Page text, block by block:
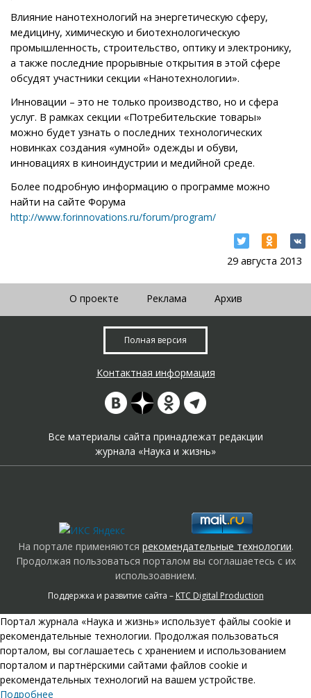
Влияние нанотехнологий на энергетическую сферу,
медицину, химическую и биотехнологическую
промышленность, строительство, оптику и электронику,
а также последние прорывные открытия в этой сфере
обсудят участники секции «Нанотехнологии».
Инновации – это не только производство, но и сфера
услуг. В рамках секции «Потребительские товары»
можно будет узнать о последних технологических
новинках создания «умной» одежды и обуви,
инновациях в киноиндустрии и медийной среде.
Более подробную информацию о программе можно
найти на сайте Форума
http://www.forinnovations.ru/forum/program/
29 августа 2013
О проекте Реклама Архив
Полная версия
Контактная информация
Все материалы сайта принадлежат редакции
журнала «Наука и жизнь»
На портале применяются рекомендательные технологии.
Продолжая пользоваться порталом вы соглашаетесь с их
использоавнием.
Поддержка и развитие сайта – KTC Digital Production
Портал журнала «Наука и жизнь» использует файлы cookie и
рекомендательные технологии. Продолжая пользоваться
порталом, вы соглашаетесь с хранением и использованием
порталом и партнёрскими сайтами файлов cookie и
рекомендательных технологий на вашем устройстве.
Подробнее